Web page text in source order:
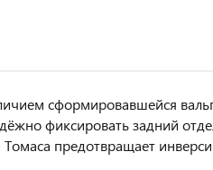
сформировавшейся
фиксировать задний
предотвращает